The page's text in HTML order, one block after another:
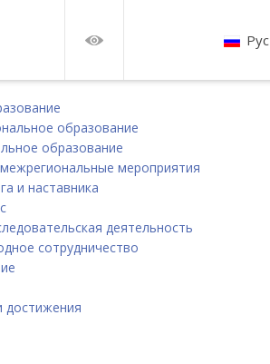
Рус
образование
образование
мероприятия
и наставника
деятельность
сотрудничество
достижения